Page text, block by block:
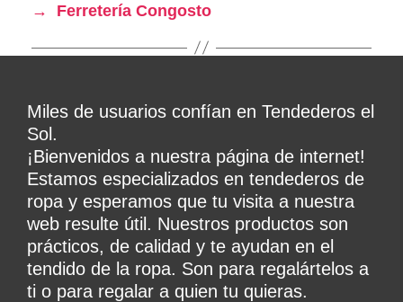
→
Ferretería Congosto
Miles de usuarios confían en Tendederos el
Sol.
¡Bienvenidos a nuestra página de internet!
Estamos especializados en tendederos de
ropa y esperamos que tu visita a nuestra
web resulte útil. Nuestros productos son
prácticos, de calidad y te ayudan en el
tendido de la ropa. Son para regalártelos a
ti o para regalar a quien tu quieras.